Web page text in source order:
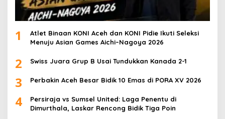
1
Atlet Binaan KONI Aceh dan KONI Pidie Ikuti Seleksi
Menuju Asian Games Aichi–Nagoya 2026
2 Swiss Juara Grup B Usai Tundukkan Kanada 2-1
3 Perbakin Aceh Besar Bidik 10 Emas di PORA XV 2026
4
Persiraja vs Sumsel United: Laga Penentu di
Dimurthala, Laskar Rencong Bidik Tiga Poin